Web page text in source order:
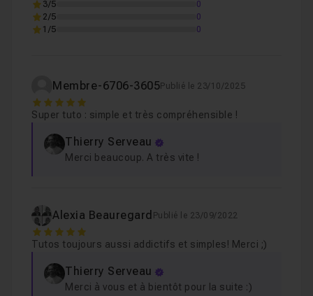
3/5
0
2/5
0
1/5
0
Membre-6706-3605Publié le 23/10/2025
5
Super tuto : simple et très compréhensible !
Thierry Serveau
Merci beaucoup. A très vite !
Alexia Beauregard Publié le 23/09/2022
5
Tutos toujours aussi addictifs et simples! Merci ;)
Thierry Serveau
Merci à vous et à bientôt pour la suite :)